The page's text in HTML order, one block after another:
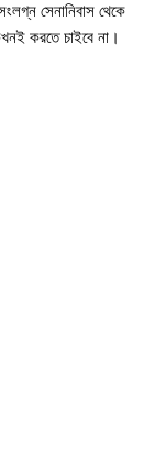
সেনানিবাস থেকে
করতে চাইবে না।